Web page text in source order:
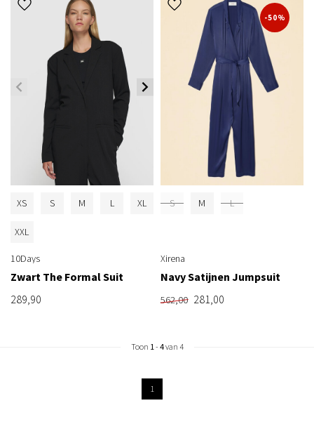
XS S M L XL
XXL
10Days
Zwart The Formal Suit
289,90
-50%
S M L
Xirena
Navy Satijnen Jumpsuit
562,00 281,00
Toon 1 - 4van 4
1